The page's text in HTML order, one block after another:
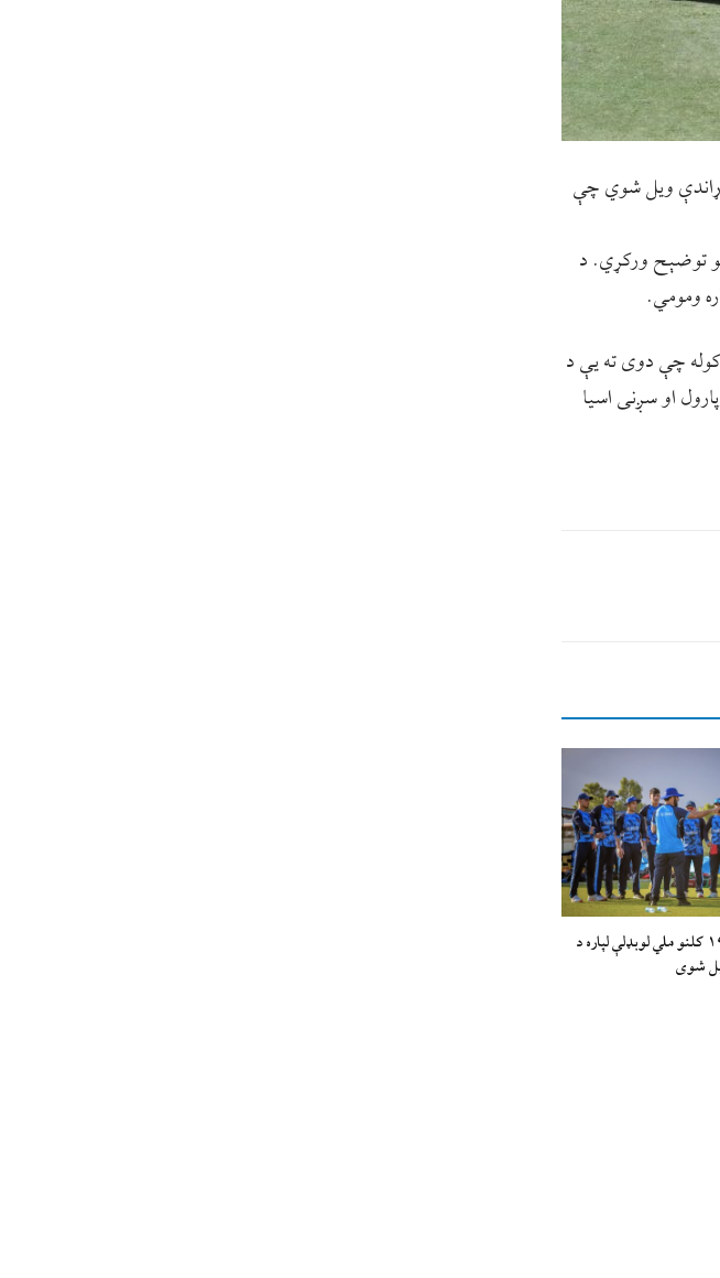
وړاندې ویل شوي چې
توضېح ورکړي. د
ومومي.
چې دوی ته یې د
او سږنی اسیا
ننګرهار کې د ۱۹ کلنو ملي لوبډلې لپاره د
شوی